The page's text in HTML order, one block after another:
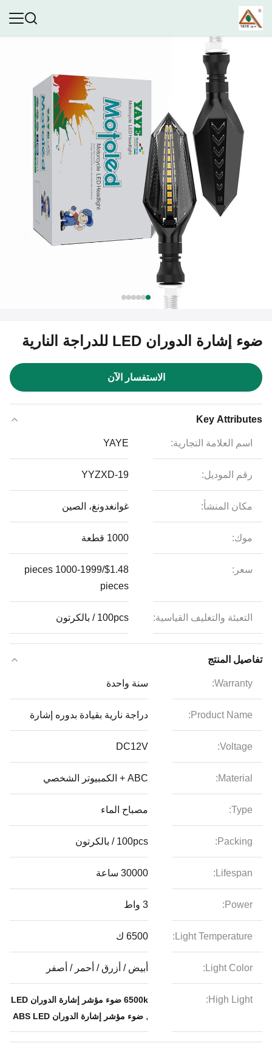
ضوء إشارة الدوران LED للدراجة النارية
الاستفسار الآن
Key Attributes
اسم العلامة التجارية: YAYE
رقم الموديل: YYZXD-19
مكان المنشأ: غوانغدونغ، الصين
موك: 1000 قطعة
سعر:
$1.48/pieces 1000-1999
pieces
التعبئة والتغليف القياسية: 100pcs / بالكرتون
تفاصيل المنتج
Warranty: سنة واحدة
Product Name: دراجة نارية بقيادة بدوره إشارة
Voltage:
DC12V
Material: ABC + الكمبيوتر الشخصي
Type: مصباح الماء
Packing: 100pcs / بالكرتون
Lifespan: 30000 ساعة
Power: 3 واط
Light Temperature: 6500 ك
Light Color: أبيض / أزرق / أحمر / أصفر
High Light: 6500k ضوء مؤشر إشارة الدوران LED
, ضوء مؤشر إشارة الدوران ABS LED